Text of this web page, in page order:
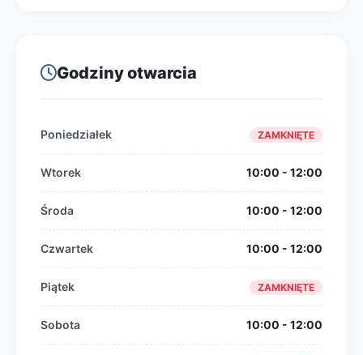
Godziny otwarcia
Poniedziałek ZAMKNIĘTE
Wtorek 10:00 - 12:00
Środa 10:00 - 12:00
Czwartek 10:00 - 12:00
Piątek ZAMKNIĘTE
Sobota 10:00 - 12:00